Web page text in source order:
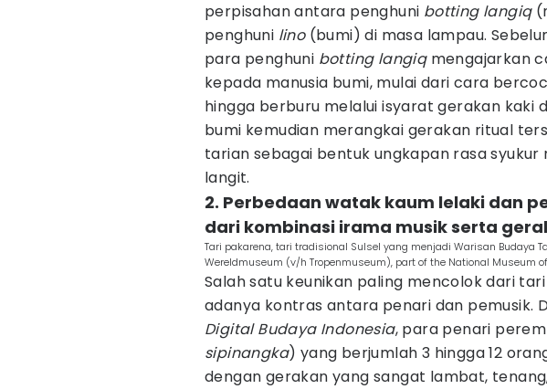
perpisahan antara penghuni botting langiq
penghuni lino (bumi) di masa lampau.
para penghuni botting langiqmengajarkan
kepada manusia bumi, mulai dari cara
hingga berburu melalui isyarat gerakan kaki
bumi kemudian merangkai gerakan ritual
tarian sebagai bentuk ungkapan rasa
langit.
2. Perbedaan watak kaum lelaki dan
dari kombinasi irama musik serta
Tari pakarena, tari tradisional Sulsel yang menjadi Warisan Budaya
Wereldmuseum (v/h Tropenmuseum), part of the National Museum
Salah satu keunikan paling mencolok dari
adanya kontras antara penari dan pemusik.
Digital Budaya Indonesia, para penari
sipinangka) yang berjumlah 3 hingga 12
dengan gerakan yang sangat lambat,